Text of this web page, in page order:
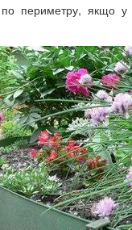
по периметру, якщо у